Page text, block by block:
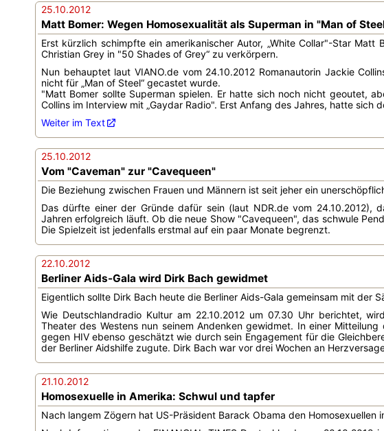
25.10.2012
Matt Bomer: Wegen Homosexualität als Superman in "Man of
Erst kürzlich schimpfte ein amerikanischer Autor, „White Collar"-Star
Christian Grey in "50 Shades of Grey“ zu verkörpern.
Nun behauptet laut VIANO.de vom 24.10.2012 Romanautorin Jackie
nicht für „Man of Steel“ gecastet wurde.
"Matt Bomer sollte Superman spielen. Er hatte sich noch nicht geoutet,
Collins im Interview mit „Gaydar Radio". Erst Anfang des Jahres, hatte sich
Weiter im Text
25.10.2012
Vom "Caveman" zur "Cavequeen"
Die Beziehung zwischen Frauen und Männern ist seit jeher ein
Das dürfte einer der Gründe dafür sein (laut NDR.de vom 24.10.2012),
Jahren erfolgreich läuft. Ob die neue Show "Cavequeen", das schwule
Die Spielzeit ist jedenfalls erstmal auf ein paar Monate begrenzt.
22.10.2012
Berliner Aids-Gala wird Dirk Bach gewidmet
Eigentlich sollte Dirk Bach heute die Berliner Aids-Gala gemeinsam mit der
Wie Deutschlandradio Kultur am 22.10.2012 um 07.30 Uhr berichtet,
Theater des Westens nun seinem Andenken gewidmet. In einer
gegen HIV ebenso geschätzt wie durch sein Engagement für die
der Berliner Aidshilfe zugute. Dirk Bach war vor drei Wochen an
21.10.2012
Homosexuelle in Amerika: Schwul und tapfer
Nach langem Zögern hat US-Präsident Barack Obama den Homosexuellen